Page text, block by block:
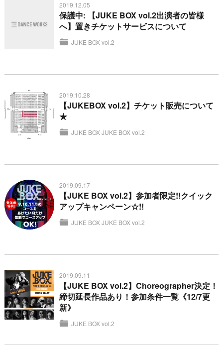
2019.12.05
保護中: 【JUKE BOX vol.2出演者の皆様
へ】置きチケットサービスについて
JUKE BOX vol.2
2019.10.28
【JUKEBOX vol.2】チケット販売について
★
JUKE BOXJUKE BOX vol.2
2019.09.17
【JUKE BOX vol.2】参加者限定!!クイック
アップキャンペーン☆!!
JUKE BOXJUKE BOX vol.2
2019.09.11
【JUKE BOX vol.2】Choreographer決定！
締切延長作品あり！参加条件一覧《12/7更
新》
JUKE BOX vol.2